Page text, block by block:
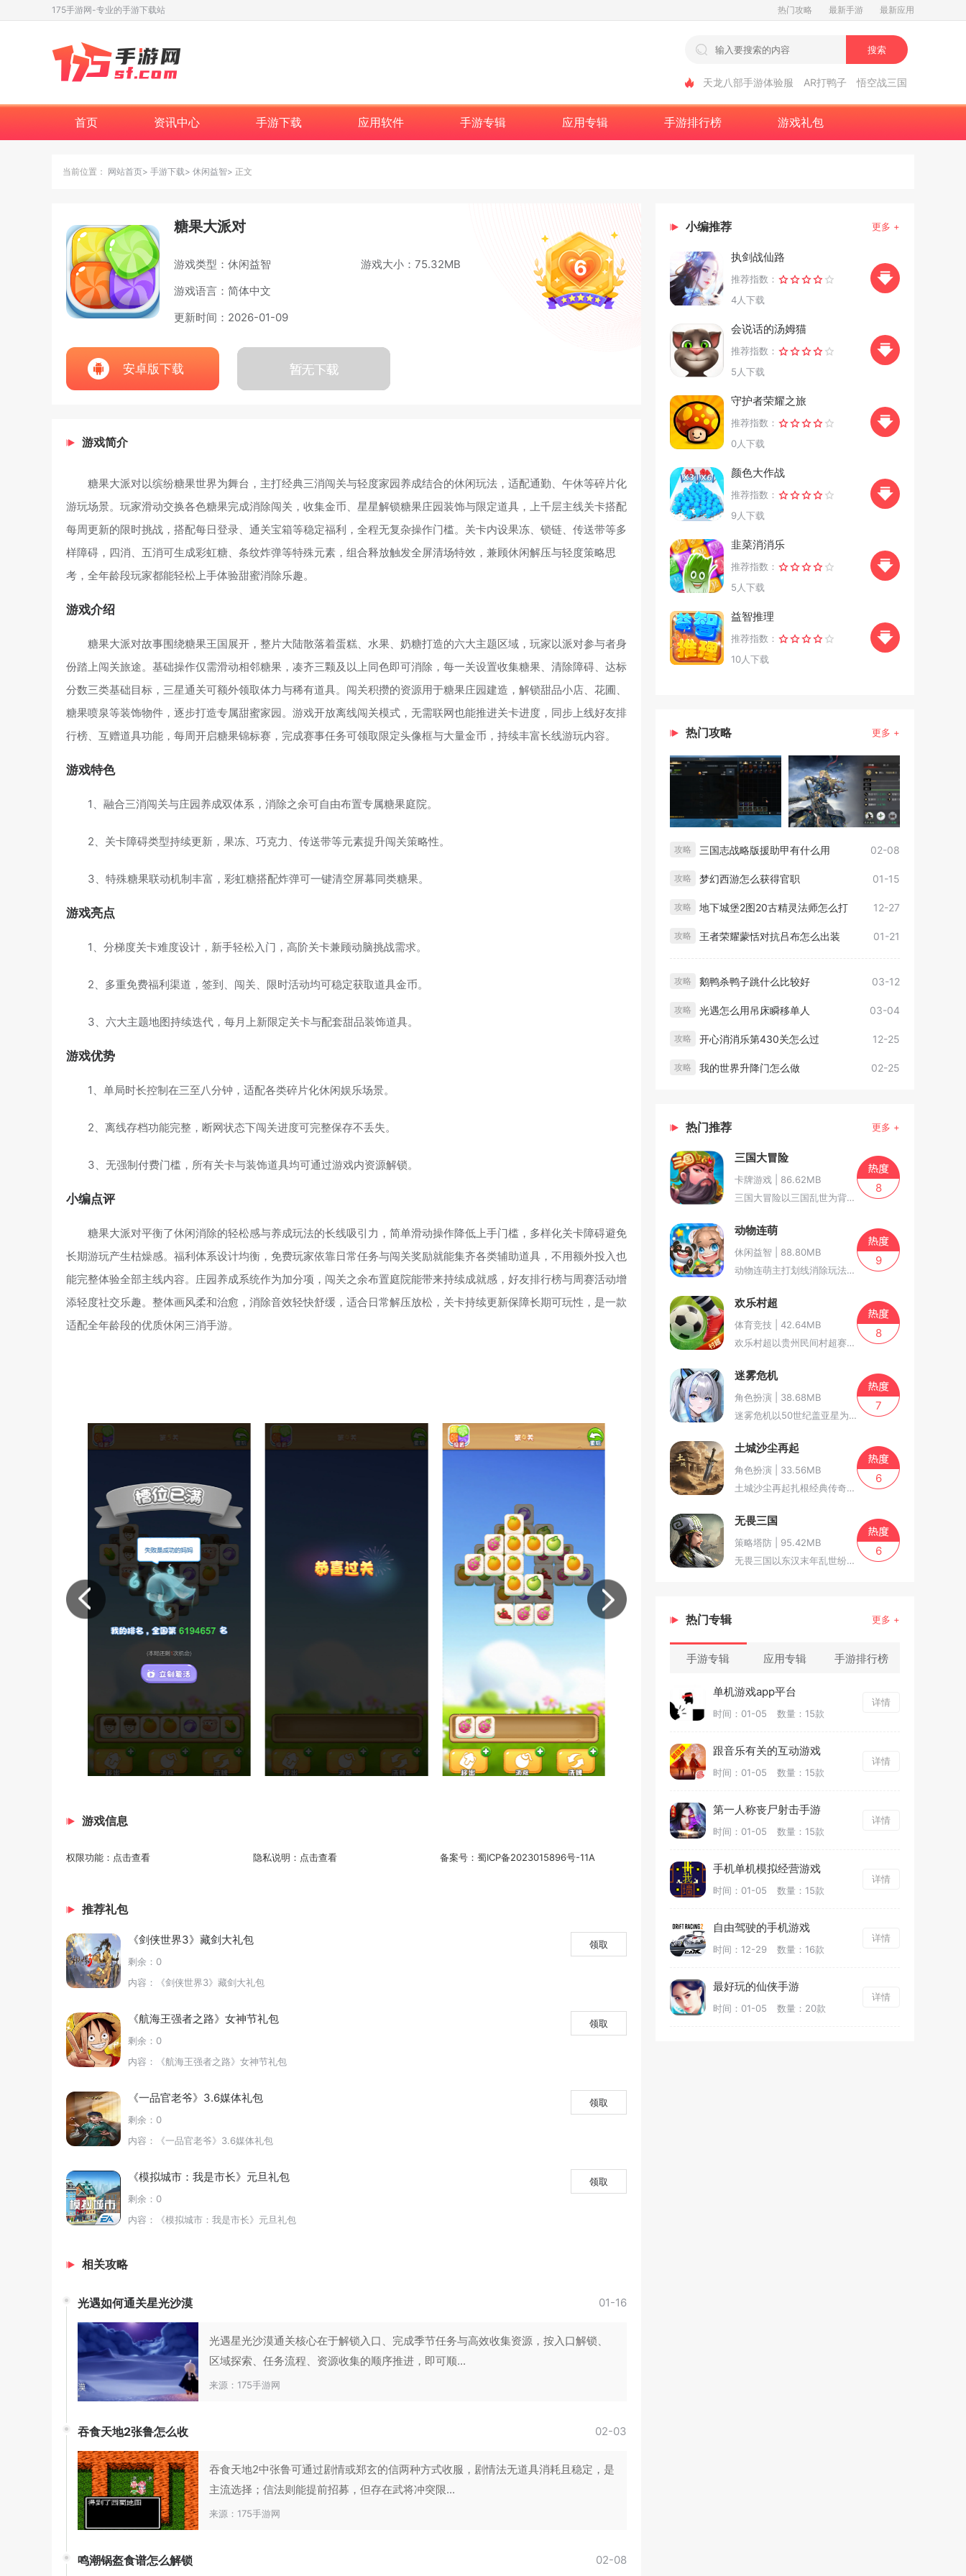
175手游网-专业的手游下载站 热门攻略 最新手游 最新应用
搜索
天龙八部手游体验服 AR打鸭子 悟空战三国
首页 资讯中心 手游下载 应用软件 手游专辑 应用专辑 手游排行榜 游戏礼包
当前位置： 网站首页 手游下载 休闲益智 正文
糖果大派对
游戏类型：休闲益智
游戏大小：75.32MB
游戏语言：简体中文
更新时间：2026-01-09
6
安卓版下载
游戏简介
糖果大派对以缤纷糖果世界为舞台，主打经典三消闯关与轻度家园养成结合的休闲玩法，适配通勤、午休等碎片化
游玩场景。玩家滑动交换各色糖果完成消除闯关，收集金币、星星解锁糖果庄园装饰与限定道具，上千层主线关卡搭配
每周更新的限时挑战，搭配每日登录、通关宝箱等稳定福利，全程无复杂操作门槛。关卡内设果冻、锁链、传送带等多
样障碍，四消、五消可生成彩虹糖、条纹炸弹等特殊元素，组合释放触发全屏清场特效，兼顾休闲解压与轻度策略思
考，全年龄段玩家都能轻松上手体验甜蜜消除乐趣。
游戏介绍
糖果大派对故事围绕糖果王国展开，整片大陆散落着蛋糕、水果、奶糖打造的六大主题区域，玩家以派对参与者身
份踏上闯关旅途。基础操作仅需滑动相邻糖果，凑齐三颗及以上同色即可消除，每一关设置收集糖果、清除障碍、达标
分数三类基础目标，三星通关可额外领取体力与稀有道具。闯关积攒的资源用于糖果庄园建造，解锁甜品小店、花圃、
糖果喷泉等装饰物件，逐步打造专属甜蜜家园。游戏开放离线闯关模式，无需联网也能推进关卡进度，同步上线好友排
行榜、互赠道具功能，每周开启糖果锦标赛，完成赛事任务可领取限定头像框与大量金币，持续丰富长线游玩内容。
游戏特色
1、融合三消闯关与庄园养成双体系，消除之余可自由布置专属糖果庭院。
2、关卡障碍类型持续更新，果冻、巧克力、传送带等元素提升闯关策略性。
3、特殊糖果联动机制丰富，彩虹糖搭配炸弹可一键清空屏幕同类糖果。
游戏亮点
1、分梯度关卡难度设计，新手轻松入门，高阶关卡兼顾动脑挑战需求。
2、多重免费福利渠道，签到、闯关、限时活动均可稳定获取道具金币。
3、六大主题地图持续迭代，每月上新限定关卡与配套甜品装饰道具。
游戏优势
1、单局时长控制在三至八分钟，适配各类碎片化休闲娱乐场景。
2、离线存档功能完整，断网状态下闯关进度可完整保存不丢失。
3、无强制付费门槛，所有关卡与装饰道具均可通过游戏内资源解锁。
小编点评
糖果大派对平衡了休闲消除的轻松感与养成玩法的长线吸引力，简单滑动操作降低上手门槛，多样化关卡障碍避免
长期游玩产生枯燥感。福利体系设计均衡，免费玩家依靠日常任务与闯关奖励就能集齐各类辅助道具，不用额外投入也
能完整体验全部主线内容。庄园养成系统作为加分项，闯关之余布置庭院能带来持续成就感，好友排行榜与周赛活动增
添轻度社交乐趣。整体画风柔和治愈，消除音效轻快舒缓，适合日常解压放松，关卡持续更新保障长期可玩性，是一款
适配全年龄段的优质休闲三消手游。
游戏信息
权限功能： 点击查看 隐私说明： 点击查看 备案号： 蜀ICP备2023015896号-11A
推荐礼包
《剑侠世界3》藏剑大礼包
剩余：0
领取
内容：《剑侠世界3》藏剑大礼包
《航海王强者之路》女神节礼包
剩余：0
领取
内容：《航海王强者之路》女神节礼包
《一品官老爷》3.6媒体礼包
剩余：0
领取
内容：《一品官老爷》3.6媒体礼包
《模拟城市：我是市长》元旦礼包
剩余：0
领取
内容：《模拟城市：我是市长》元旦礼包
相关攻略
光遇如何通关星光沙漠 01-16
光遇星光沙漠通关核心在于解锁入口、完成季节任务与高效收集资源，按入口解锁、
区域探索、任务流程、资源收集的顺序推进，即可顺...
来源：175手游网
吞食天地2张鲁怎么收 02-03
吞食天地2中张鲁可通过剧情或郑玄的信两种方式收服，剧情法无道具消耗且稳定，是
主流选择；信法则能提前招募，但存在武将冲突限...
来源：175手游网
鸣潮锅盔食谱怎么解锁 02-08
小编推荐 更多 +
执剑战仙路
推荐指数：
4人下载
会说话的汤姆猫
推荐指数：
5人下载
守护者荣耀之旅
推荐指数：
0人下载
颜色大作战
推荐指数：
9人下载
韭菜消消乐
推荐指数：
5人下载
益智推理
推荐指数：
10人下载
热门攻略 更多 +
攻略 三国志战略版援助甲有什么用 02-08
攻略 梦幻西游怎么获得官职 01-15
攻略 地下城堡2图20古精灵法师怎么打 12-27
攻略 王者荣耀蒙恬对抗吕布怎么出装 01-21
攻略 鹅鸭杀鸭子跳什么比较好 03-12
攻略 光遇怎么用吊床瞬移单人 03-04
攻略 开心消消乐第430关怎么过 12-25
攻略 我的世界升降门怎么做 02-25
热门推荐 更多 +
三国大冒险
卡牌游戏 | 86.62MB
三国大冒险以三国乱世为背景，玩家...
8
动物连萌
休闲益智 | 88.80MB
动物连萌主打划线消除玩法，棋盘铺...
9
欢乐村超
体育竞技 | 42.64MB
欢乐村超以贵州民间村超赛事为核心...
8
迷雾危机
角色扮演 | 38.68MB
迷雾危机以50世纪盖亚星为故事舞...
7
土城沙尘再起
角色扮演 | 33.56MB
土城沙尘再起扎根经典传奇土城世界...
6
无畏三国
策略塔防 | 95.42MB
无畏三国以东汉末年乱世纷争为故事...
6
热门专辑 更多 +
手游专辑 应用专辑 手游排行榜
单机游戏app平台
时间：01-05 数量：15款
详情
跟音乐有关的互动游戏
时间：01-05 数量：15款
详情
第一人称丧尸射击手游
时间：01-05 数量：15款
详情
手机单机模拟经营游戏
时间：01-05 数量：15款
详情
自由驾驶的手机游戏
时间：12-29 数量：16款
详情
最好玩的仙侠手游
时间：01-05 数量：20款
详情